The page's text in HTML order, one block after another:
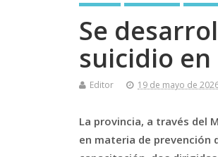
Se
suicidio
Editor 19 de mayo de
La provincia, a través del
en materia de prevención